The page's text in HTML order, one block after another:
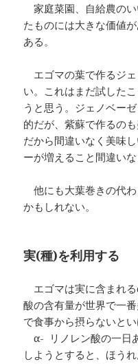
家庭菜園、自給農の
たものには大きな価値
ある。
エゴマの葉で作るジ
い。これはまだ試した
うと思う。ジェノベー
的だが、紫蘇で作るの
だから間違いなく美味
ーが増えること間違いな
他にも大葉巻きの代
かもしれない。
実(種)を利用する
エゴマは実に含まれ
酸の含有量が世界で一
で食事から摂らないとい
α- リノレン酸の一日
しようとすると、ほう